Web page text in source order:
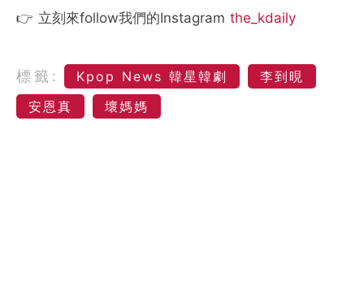
👉 立刻來follow我們的Instagram the_kdaily
標籤: Kpop News 韓星韓劇
李到晛
安恩真
壞媽媽